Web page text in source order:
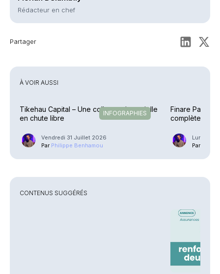
Rédacteur en chef
Partager
À VOIR AUSSI
INFOGRAPHIES
Tikehau Capital – Une collecte trimestrielle
en chute libre
Vendredi 31 Juillet 2026
Par Philippe Benhamou
Finare
complète la
Lundi 20
Par
CONTENUS SUGGÉRÉS